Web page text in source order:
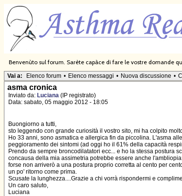
Benvenùto sul forum. Sarète capàce di fare le vostre domande
Vai a: Elenco forum • Elenco messaggi • Nuova discussione •
asma cronica
Inviato da: Luciana (IP registrato)
Data: sabato, 05 maggio 2012 - 18:05
Buongiorno a tutti,
sto leggendo con grande curiosità il vostro sito, mi ha colpito
Ho 33 anni, sono asmatica e allergica fin da piccolina. L'asma
peggioramento dei sintomi (ad oggi ho il 61% della capacità
Prendo da sempre broncodilatatori ecc... e ho la stessa postura
concausa della mia assimetria potrebbe essere anche
forse non arriverò a una postura proprio corretta al cento per
un po' ritorno come prima.
Scusate la lunghezza....Grazie a chi vorrà rispondermi e
Un caro saluto,
Luciana